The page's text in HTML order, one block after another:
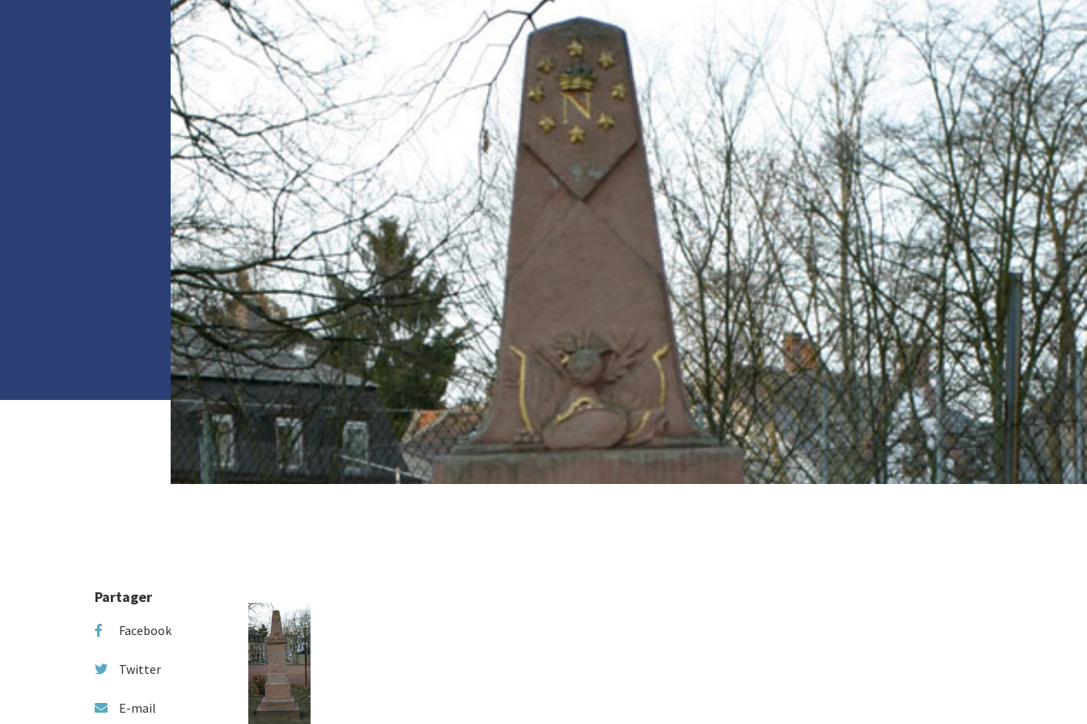
Partager
Facebook
Twitter
E-mail